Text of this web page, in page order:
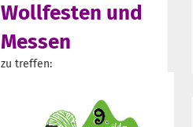
Wollfesten und
Messen
zu treffen: